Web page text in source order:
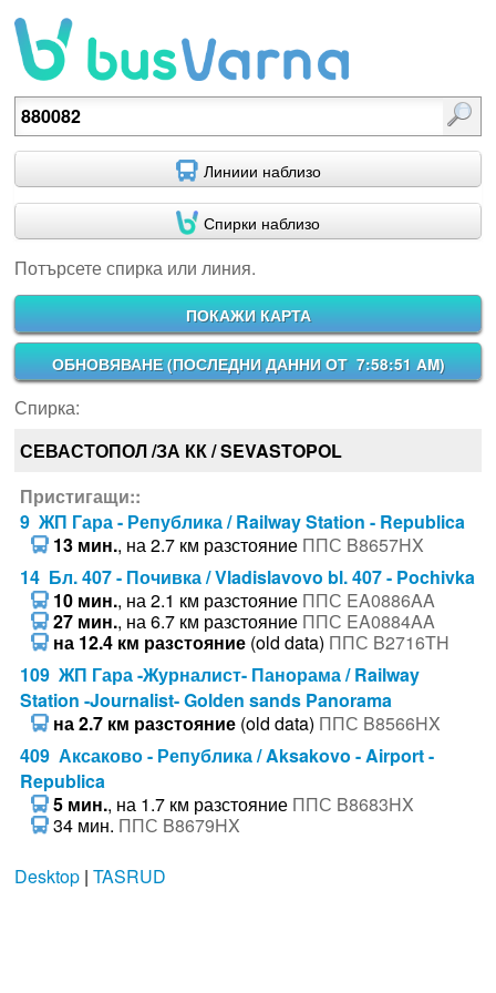
Потърсете спирка или линия.
Линиии наблизо
Спирки наблизо
Потърсете спирка или линия.
ПОКАЖИ КАРТА
ОБНОВЯВАНЕ (ПОСЛЕДНИ ДАННИ ОТ 7:58:51 AM)
Спирка:
СЕВАСТОПОЛ /ЗА КК / SEVASTOPOL
Пристигащи::
9 ЖП Гара - Република / Railway Station - Republica
13 мин., на 2.7 км разстояние ППС B8657HX
14 Бл. 407 - Почивка / Vladislavovo bl. 407 - Pochivka
10 мин., на 2.1 км разстояние ППС EA0886AA
27 мин., на 6.7 км разстояние ППС EA0884AA
на 12.4 км разстояние(old data) ППС B2716TH
109 ЖП Гара -Журналист- Панорама / Railway
Station -Journalist- Golden sands Panorama
на 2.7 км разстояние(old data) ППС B8566HX
409 Аксаково - Република / Aksakovo - Airport -
Republica
5 мин., на 1.7 км разстояние ППС B8683HX
34 мин. ППС B8679HX
Desktop| TASRUD